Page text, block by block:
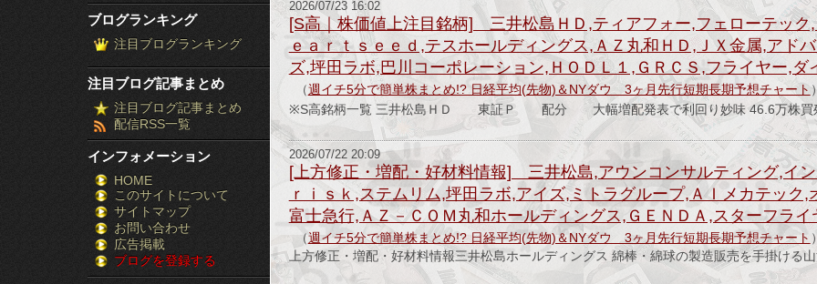
ン
キ
ン
グ］-
株
FX
競
馬
ブログランキング
注目ブログランキング
注目ブログ記事まとめ
注目ブログ記事まとめ
配信RSS一覧
インフォメーション
HOME
このサイトについて
サイトマップ
お問い合わせ
広告掲載
ブログを登録する
2026/07/23 16:02
[S高｜株価値上注目銘柄] 三井松島ＨＤ,ティアフォー,フェローテック
ｅａｒｔｓｅｅｄ,テスホールディングス,ＡＺ丸和ＨＤ,ＪＸ金属,アド
ズ,坪田ラボ,巴川コーポレーション,ＨＯＤＬ１,ＧＲＣＳ,フライヤー,ダ
（週イチ5分で簡単株まとめ!? 日経平均(先物)＆NYダウ 3ヶ月先行短期長期予想チャート
※S高銘柄一覧 三井松島ＨＤ 東証Ｐ 配分 大幅増配発表で利回り妙味 46.6万株買
2026/07/22 20:09
[上方修正・増配・好材料情報] 三井松島,アウンコンサルティング,イ
ｒｉｓｋ,ステムリム,坪田ラボ,アイズ,ミトラグループ,ＡＩメカテック
富士急行,ＡＺ－ＣＯＭ丸和ホールディングス,ＧＥＮＤＡ,スターフライ
（週イチ5分で簡単株まとめ!? 日経平均(先物)＆NYダウ 3ヶ月先行短期長期予想チャート
上方修正・増配・好材料情報三井松島ホールディングス 綿棒・綿球の製造販売を手掛ける